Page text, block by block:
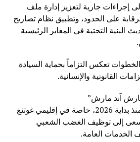
إجراءات جارية لتعزيز إدارة ملف
على الحدود، وتطبيق نظام تصاريح
البنية التحتية في المعابر الرئيسية
تعكس التزاماً بحماية السيادة
القانونية والإنسانية.
آند مارش”
اكتسبت الحركة زخماً منذ بداية 2026، خاصة في إقليمي غوتنغ
إلى توظيف الغضب الشعبي
الخدمات العامة.